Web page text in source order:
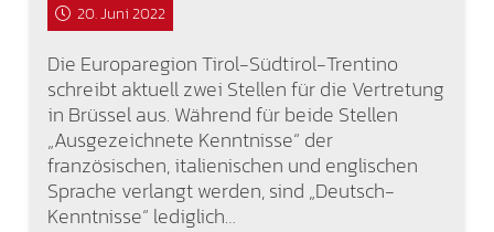
20. Juni 2022
Die Europaregion Tirol-Südtirol-Trentino
schreibt aktuell zwei Stellen für die Vertretung
in Brüssel aus. Während für beide Stellen
„Ausgezeichnete Kenntnisse“ der
französischen, italienischen und englischen
Sprache verlangt werden, sind „Deutsch-
Kenntnisse“ lediglich…